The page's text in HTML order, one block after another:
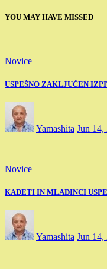
YOU MAY HAVE MISSED
Novice
USPEŠNO ZAKLJUČEN
Yamashita Jun 14,
Novice
KADETI IN MLADINCI
Yamashita Jun 14,